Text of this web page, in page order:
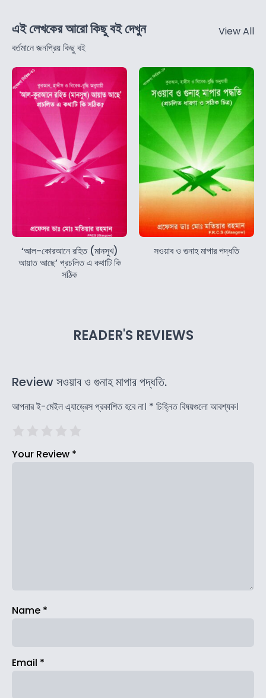
এই লেখকের আরো কিছু বই দেখুন
বর্তমানে জনপ্রিয় কিছু বই
View All
‘আল-কোরআনে রহিত (মানসুখ)
আয়াত আছে’ প্রচলিত এ কথাটি কি
সঠিক
সওয়াব ও গুনাহ মাপার পদ্ধতি
READER'S REVIEWS
Review সওয়াব ও গুনাহ মাপার পদ্ধতি.
আপনার ই-মেইল এ্যাড্রেস প্রকাশিত হবে না। * চিহ্নিত বিষয়গুলো আবশ্যক।
Your Review *
Name *
Email *